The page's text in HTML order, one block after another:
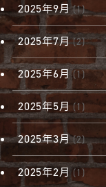
2025年9月(1)
2025年7月(2)
2025年6月(1)
2025年5月(1)
2025年3月(2)
2025年2月 (1)